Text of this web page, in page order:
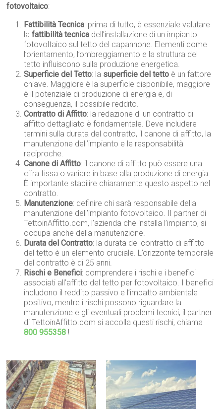
fotovoltaico:
Fattibilità Tecnica: prima di tutto, è essenziale valutare
la fattibilità tecnica dell’installazione di un impianto
fotovoltaico sul tetto del capannone. Elementi come
l’orientamento, l’ombreggiamento e la struttura del
tetto influiscono sulla produzione energetica.
Superficie del Tetto: la superficie del tetto è un fattore
chiave. Maggiore è la superficie disponibile, maggiore
è il potenziale di produzione di energia e, di
conseguenza, il possibile reddito.
Contratto di Affitto: la redazione di un contratto di
affitto dettagliato è fondamentale. Deve includere
termini sulla durata del contratto, il canone di affitto, la
manutenzione dell’impianto e le responsabilità
reciproche.
Canone di Affitto: il canone di affitto può essere una
cifra fissa o variare in base alla produzione di energia.
È importante stabilire chiaramente questo aspetto nel
contratto.
Manutenzione: definire chi sarà responsabile della
manutenzione dell’impianto fotovoltaico. Il partner di
TettoinAffitto.com, l’azienda che installa l’impianto, si
occupa anche della manutenzione.
Durata del Contratto: la durata del contratto di affitto
del tetto è un elemento cruciale. L’orizzonte temporale
del contratto è di 25 anni.
Rischi e Benefici: comprendere i rischi e i benefici
associati all’affitto del tetto per fotovoltaico. I benefici
includono il reddito passivo e l’impatto ambientale
positivo, mentre i rischi possono riguardare la
manutenzione e gli eventuali problemi tecnici, il partner
di TettoinAffitto.com si accolla questi rischi, chiama
800 955358 !